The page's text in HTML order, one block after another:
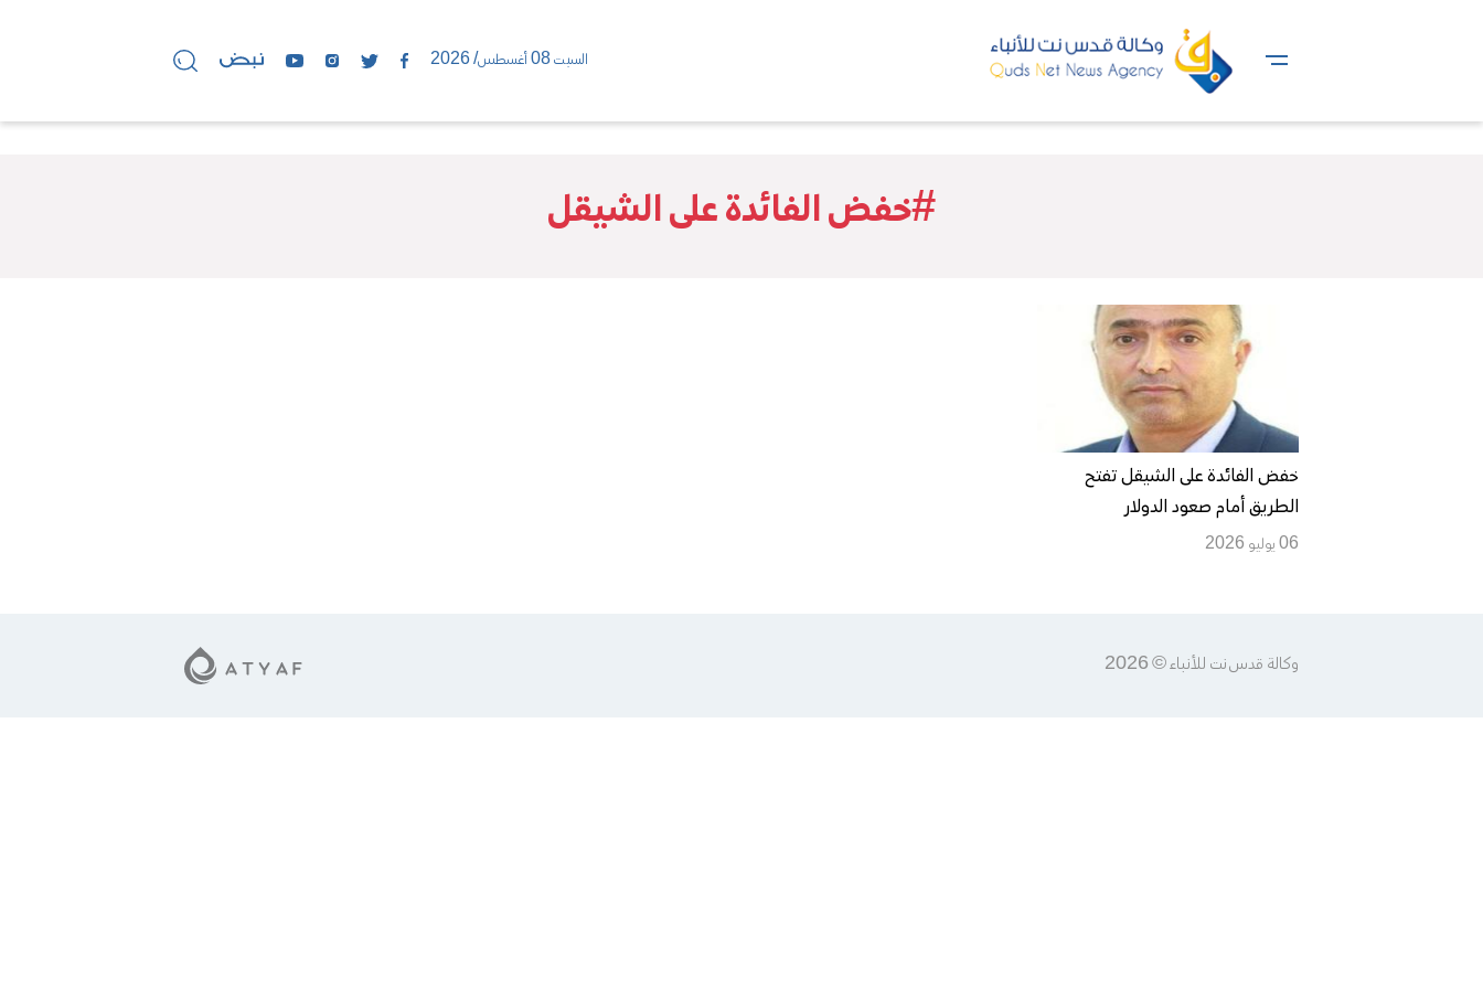
السبت 08 أغسطس/ 2026
#خفض الفائدة على الشيقل
خفض الفائدة على الشيقل تفتح
الطريق أمام صعود الدولار
06 يوليو 2026
وكالة قدس نت للأنباء © 2026